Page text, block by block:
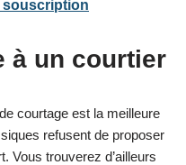
souscription
à un courtier
courtage est la meilleure
refusent de proposer
Vous trouverez d’ailleurs